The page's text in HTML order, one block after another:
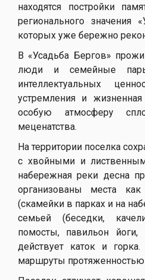
находятся постройки
регионального значения
которых уже бережно
В «Усадьба Бергов»
люди и семейные
интеллектуальных
устремления и
особую атмосферу
меценатства.
На территории поселка
с хвойными и
набережная реки десна
организованы места
(скамейки в парках и на
семьей (беседки,
помосты, павильон
действует каток и
маршруты